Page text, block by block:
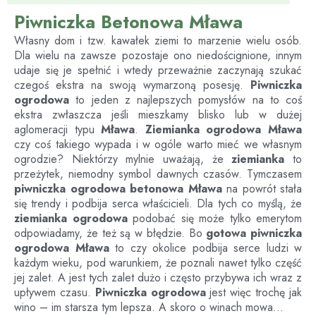
Piwniczka Betonowa Mława
Własny dom i tzw. kawałek ziemi to marzenie wielu osób.
Dla wielu na zawsze pozostaje ono niedoścignione, innym
udaje się je spełnić i wtedy przeważnie zaczynają szukać
czegoś ekstra na swoją wymarzoną posesję. Piwniczka
ogrodowa to jeden z najlepszych pomysłów na to coś
ekstra zwłaszcza jeśli mieszkamy blisko lub w dużej
aglomeracji typuMława. Ziemianka ogrodowaMława
czy coś takiego wypada i w ogóle warto mieć we własnym
ogrodzie? Niektórzy mylnie uważają, żeziemianka to
przeżytek, niemodny symbol dawnych czasów. Tymczasem
piwniczka ogrodowa betonowa Mława na powrót stała
się trendy i podbija serca właścicieli. Dla tych co myślą, że
ziemianka ogrodowapodobać się może tylko emerytom
odpowiadamy, że też są w błędzie. Bo gotowa piwniczka
ogrodowa Mława to czy okolice podbija serce ludzi w
każdym wieku, pod warunkiem, że poznali nawet tylko część
jej zalet. A jest tych zalet dużo i często przybywa ich wraz z
upływem czasu. Piwniczka ogrodowajest więc trochę jak
wino – im starsza tym lepsza. A skoro o winach mowa…